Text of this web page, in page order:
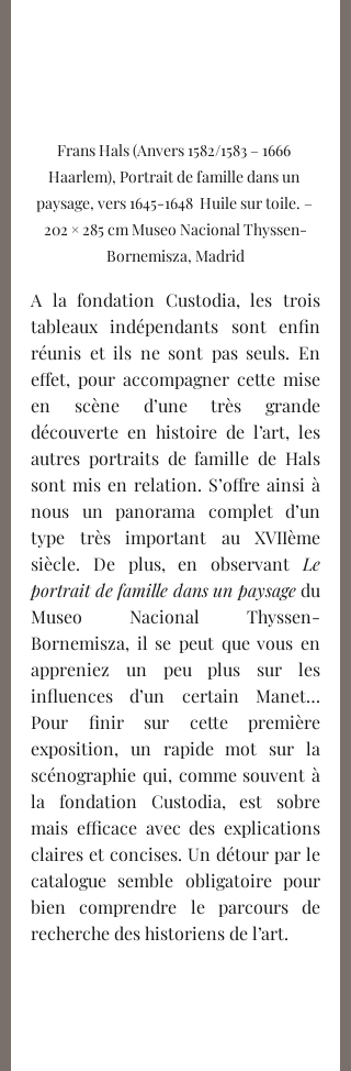
Frans Hals (Anvers 1582/1583 – 1666
Haarlem), Portrait de famille dans un
paysage, vers 1645-1648  Huile sur toile. –
202 × 285 cm Museo Nacional Thyssen-
Bornemisza, Madrid
A la fondation Custodia, les trois
tableaux indépendants sont enfin
réunis et ils ne sont pas seuls. En
effet, pour accompagner cette mise
en scène d’une très grande
découverte en histoire de l’art, les
autres portraits de famille de Hals
sont mis en relation. S’offre ainsi à
nous un panorama complet d’un
type très important au XVIIème
siècle. De plus, en observant Le
portrait de famille dans un paysage du
Museo Nacional Thyssen-
Bornemisza, il se peut que vous en
appreniez un peu plus sur les
influences d’un certain Manet…
Pour finir sur cette première
exposition, un rapide mot sur la
scénographie qui, comme souvent à
la fondation Custodia, est sobre
mais efficace avec des explications
claires et concises. Un détour par le
catalogue semble obligatoire pour
bien comprendre le parcours de
recherche des historiens de l’art.